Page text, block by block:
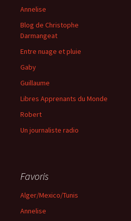
Annelise
Blog de Christophe
Darmangeat
Entre nuage et pluie
Gaby
Guillaume
Libres Apprenants du Monde
Robert
Un journaliste radio
Favoris
Alger/Mexico/Tunis
Annelise